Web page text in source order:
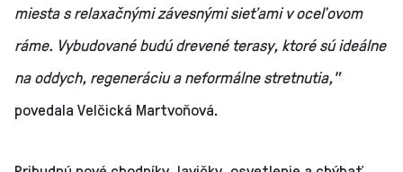
miesta s relaxačnými závesnými sieťami v oceľovom
ráme. Vybudované budú drevené terasy, ktoré sú ideálne
na oddych, regeneráciu a neformálne stretnutia,"
povedala Velčická Martvoňová.